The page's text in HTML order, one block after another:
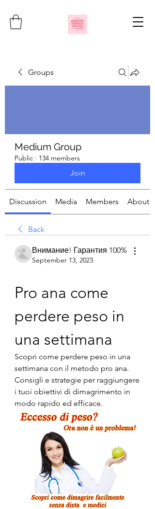
Groups
Medium Group
Public · 134 members
Join
Discussion Media Members About
Back
Внимание! Гарантия 100%
September 13, 2023
Pro ana come
perdere peso in
una settimana
Scopri come perdere peso in una
settimana con il metodo pro ana.
Consigli e strategie per raggiungere
i tuoi obiettivi di dimagrimento in
modo rapido ed efficace.